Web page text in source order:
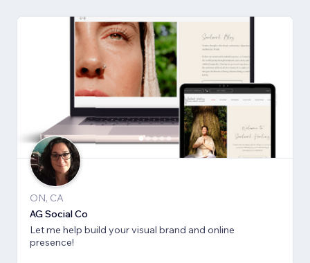
ON, CA
AG Social Co
Let me help build your visual brand and online
presence!